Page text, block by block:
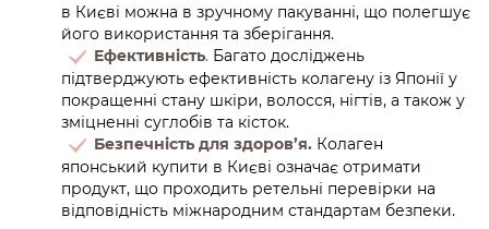
в Києві можна в зручному пакуванні, що полегшує
його використання та зберігання.
Ефективність. Багато досліджень
підтверджують ефективність колагену із Японії у
покращенні стану шкіри, волосся, нігтів, а також у
зміцненні суглобів та кісток.
Безпечність для здоров’я. Колаген
японський купити в Києві означає отримати
продукт, що проходить ретельні перевірки на
відповідність міжнародним стандартам безпеки.